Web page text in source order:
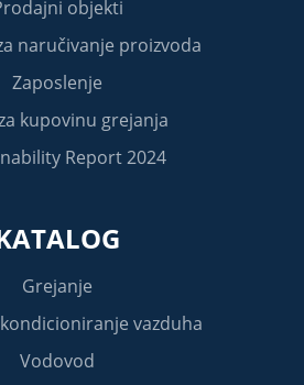
objekti
naručivanje proizvoda
Zaposlenje
kupovinu grejanja
Report 2024
Grejanje
vazduha
Vodovod